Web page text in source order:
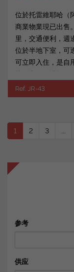
位於托雷維耶哈（
商業物業現已出售
里，交通便利，週
位於半地下室，可
可立即入住，是自
廳、外帶、...
Ref. JR-43
1 2 3 ...
参考
供应